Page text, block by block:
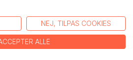
als zukunftsweisend erkannt
Prinzipien der Gedser Mühle
weitergeführt worden. Sie
NEJ, TILPAS COOKIES
ALLE